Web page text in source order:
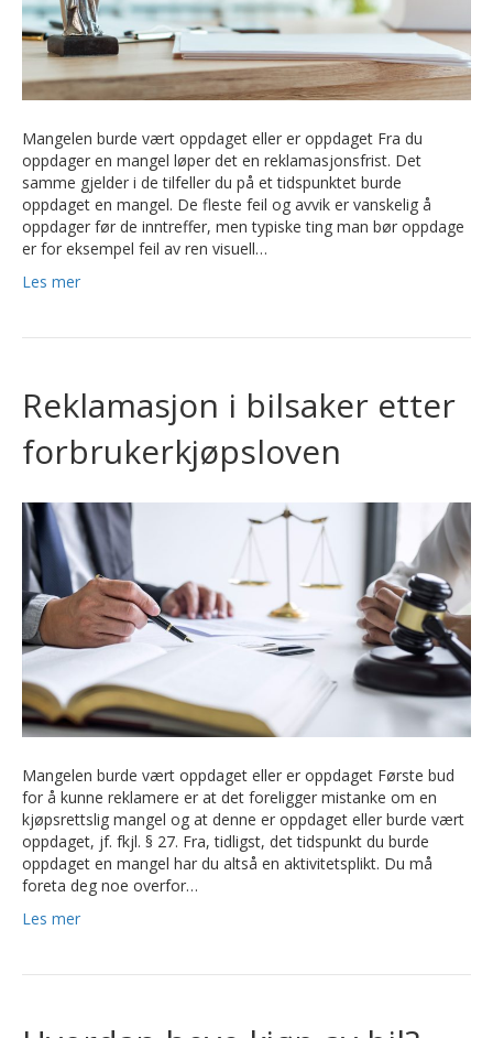
Mangelen burde vært oppdaget eller er oppdaget Fra du
oppdager en mangel løper det en reklamasjonsfrist. Det
samme gjelder i de tilfeller du på et tidspunktet burde
oppdaget en mangel. De fleste feil og avvik er vanskelig å
oppdager før de inntreffer, men typiske ting man bør oppdage
er for eksempel feil av ren visuell…
Les mer
Reklamasjon i bilsaker etter
forbrukerkjøpsloven
Mangelen burde vært oppdaget eller er oppdaget Første bud
for å kunne reklamere er at det foreligger mistanke om en
kjøpsrettslig mangel og at denne er oppdaget eller burde vært
oppdaget, jf. fkjl. § 27. Fra, tidligst, det tidspunkt du burde
oppdaget en mangel har du altså en aktivitetsplikt. Du må
foreta deg noe overfor…
Les mer